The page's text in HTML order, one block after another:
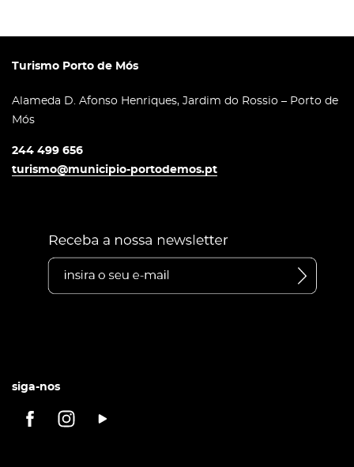
Turismo Porto de Mós
Alameda D. Afonso Henriques, Jardim do Rossio – Porto de
Mós
244 499 656
turismo@municipio-portodemos.pt
siga-nos